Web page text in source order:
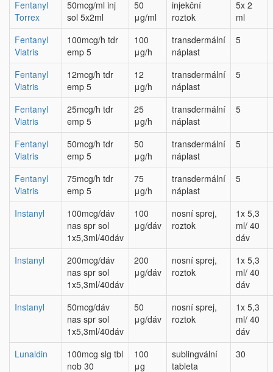
Fentanyl
Torrex
50mcg/ml inj
sol 5x2ml
50
μg/ml
injekční
roztok
5x 2
ml
Fentanyl
Viatris
100mcg/h tdr
emp 5
100
μg/h
transdermální
náplast
5
Fentanyl
Viatris
12mcg/h tdr
emp 5
12
μg/h
transdermální
náplast
5
Fentanyl
Viatris
25mcg/h tdr
emp 5
25
μg/h
transdermální
náplast
5
Fentanyl
Viatris
50mcg/h tdr
emp 5
50
μg/h
transdermální
náplast
5
Fentanyl
Viatris
75mcg/h tdr
emp 5
75
μg/h
transdermální
náplast
5
Instanyl
100mcg/dáv
nas spr sol
1x5,3ml/40dáv
100
μg/dáv
nosní sprej,
roztok
1x 5,3
ml/ 40
dáv
Instanyl
200mcg/dáv
nas spr sol
1x5,3ml/40dáv
200
μg/dáv
nosní sprej,
roztok
1x 5,3
ml/ 40
dáv
Instanyl
50mcg/dáv
nas spr sol
1x5,3ml/40dáv
50
μg/dáv
nosní sprej,
roztok
1x 5,3
ml/ 40
dáv
Lunaldin
100mcg slg tbl
nob 30
100
μg
sublingvální
tableta
30